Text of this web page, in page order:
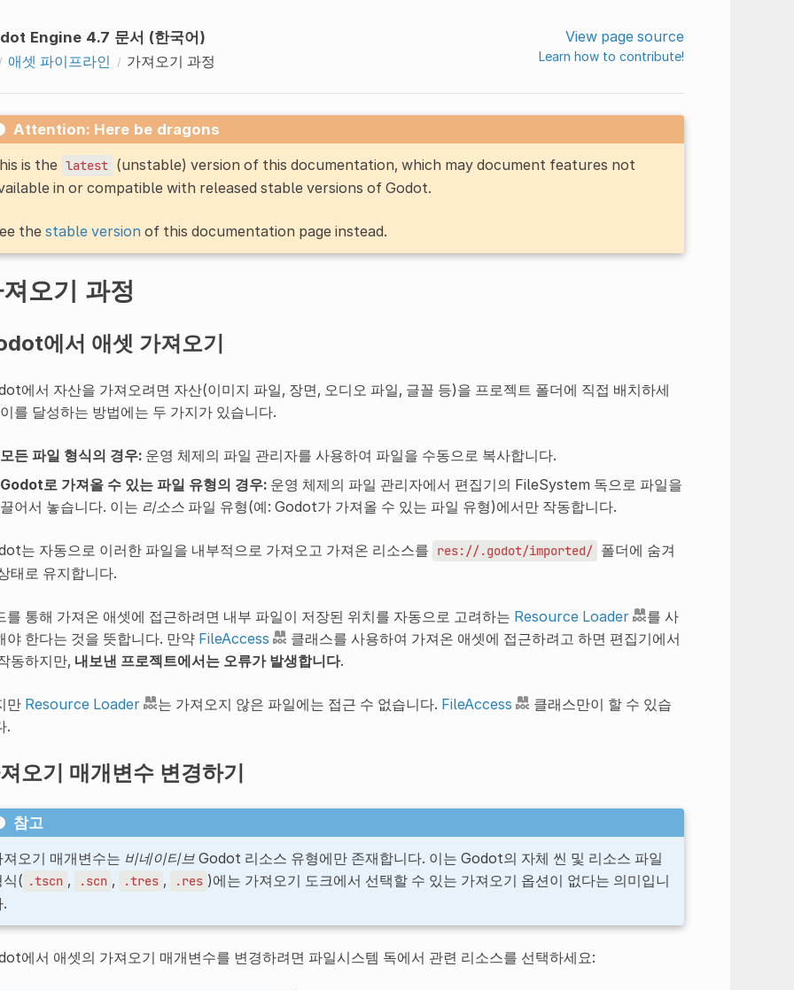
Engine 4.7 문서 (한국어)
애셋 파이프라인
가져오기 과정
View page source
Learn how to contribute!
Attention: Here be dragons
is the latest (unstable) version of this documentation, which may document features not
in or compatible with released stable versions of Godot.
the stable versionof this documentation page instead.
오기 과정
에서 애셋 가져오기
에서 자산을 가져오려면 자산(이미지 파일, 장면, 오디오 파일, 글꼴 등)을 프로젝트 폴더에 직접 배치하세
를 달성하는 방법에는 두 가지가 있습니다.
모든 파일 형식의 경우:운영 체제의 파일 관리자를 사용하여 파일을 수동으로 복사합니다.
Godot로 가져올 수 있는 파일 유형의 경우:운영 체제의 파일 관리자에서 편집기의 FileSystem 독으로 파일을
끌어서 놓습니다. 이는 리소스파일 유형(예: Godot가 가져올 수 있는 파일 유형)에서만 작동합니다.
는 자동으로 이러한 파일을 내부적으로 가져오고 가져온 리소스를 res://.godot/imported/ 폴더에 숨겨
태로 유지합니다.
를 통해 가져온 애셋에 접근하려면 내부 파일이 저장된 위치를 자동으로 고려하는 Resource Loader
를 사
야 한다는 것을 뜻합니다. 만약 FileAccess
클래스를 사용하여 가져온 애셋에 접근하려고 하면 편집기에서
동하지만, 내보낸 프로젝트에서는 오류가 발생합니다.
만 Resource Loader 는 가져오지 않은 파일에는 접근 수 없습니다. FileAccess
클래스만이 할 수 있습
.
오기 매개변수 변경하기
참고
져오기 매개변수는 비네이티브Godot 리소스 유형에만 존재합니다. 이는 Godot의 자체 씬 및 리소스 파일
식( .tscn , .scn , .tres , .res )에는 가져오기 도크에서 선택할 수 있는 가져오기 옵션이 없다는 의미입니
에서 애셋의 가져오기 매개변수를 변경하려면 파일시스템 독에서 관련 리소스를 선택하세요: